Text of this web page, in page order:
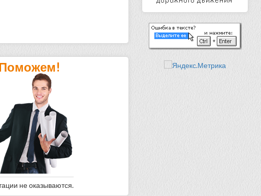
Поможем!
не оказываются.